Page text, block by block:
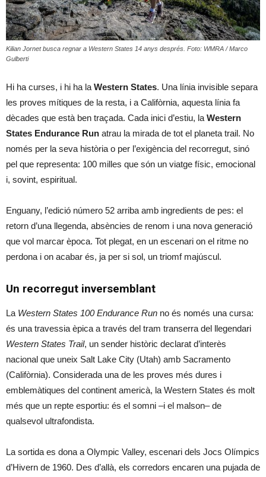
Kilian Jornet busca regnar a Western States 14 anys després. Foto: WMRA / Marco
Gulberti
Hi ha curses, i hi ha la Western States. Una línia invisible separa
les proves mítiques de la resta, i a Califòrnia, aquesta línia fa
dècades que està ben traçada. Cada inici d’estiu, la Western
States Endurance Run atrau la mirada de tot el planeta trail. No
només per la seva història o per l’exigència del recorregut, sinó
pel que representa: 100 milles que són un viatge físic, emocional
i, sovint, espiritual.
Enguany, l’edició número 52 arriba amb ingredients de pes: el
retorn d’una llegenda, absències de renom i una nova generació
que vol marcar època. Tot plegat, en un escenari on el ritme no
perdona i on acabar és, ja per si sol, un triomf majúscul.
Un recorregut inversemblant
La Western States 100 Endurance Run no és només una cursa:
és una travessia èpica a través del tram transerra del llegendari
Western States Trail, un sender històric declarat d’interès
nacional que uneix Salt Lake City (Utah) amb Sacramento
(Califòrnia). Considerada una de les proves més dures i
emblemàtiques del continent americà, la Western States és molt
més que un repte esportiu: és el somni –i el malson– de
qualsevol ultrafondista.
La sortida es dona a Olympic Valley, escenari dels Jocs Olímpics
d’Hivern de 1960. Des d’allà, els corredors encaren una pujada de